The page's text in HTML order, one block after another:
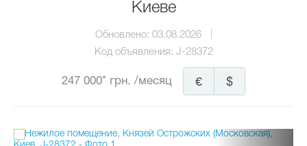
Киеве
Обновлено: 03.08.2026
Код объявления: J-28372
247 000* грн. /месяц $
€